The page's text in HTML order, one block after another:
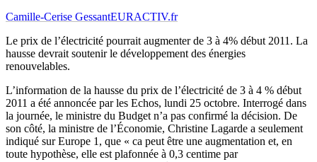
Camille-Cerise GessantEURACTIV.fr
Le prix de l’électricité pourrait augmenter de 3 à 4% début 2011. La
hausse devrait soutenir le développement des énergies
renouvelables.
L’information de la hausse du prix de l’électricité de 3 à 4 % début
2011 a été annoncée par les Echos, lundi 25 octobre. Interrogé dans
la journée, le ministre du Budget n’a pas confirmé la décision. De
son côté, la ministre de l’Économie, Christine Lagarde a seulement
indiqué sur Europe 1, que « ca peut être une augmentation et, en
toute hypothèse, elle est plafonnée à 0,3 centime par